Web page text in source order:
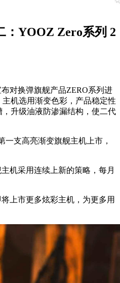
：YOOZ Zero系列 2
对换弹旗舰产品ZERO系列进
机选用渐变色彩，产品稳定性
升级油液防渗漏结构，使二代
一支高亮渐变旗舰主机上市，
机采用连续上新的策略，每月
上市更多炫彩主机，为更多用